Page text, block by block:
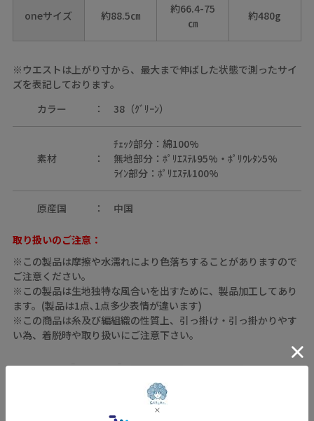
oneサイズ 約88.5㎝
約66.4-75
㎝
約480g
※ウエストは上がり寸から、最大まで伸ばした状態で測ったサイ
ズを表記しております。
カラー
38（ｸﾞﾘｰﾝ）
素材
ﾁｪｯｸ部分：綿100%
無地部分：ﾎﾟﾘｴｽﾃﾙ95%・ﾎﾟﾘｳﾚﾀﾝ5%
ﾗｲﾝ部分：ﾎﾟﾘｴｽﾃﾙ100%
原産国 中国
取り扱いのご注意：
※この製品は摩擦や水濡れにより色落ちすることがありますので
ご注意ください。
※この製品は生地独特な風合いを出すために、製品加工してあり
ます。(製品は1点､1点多少表情が違います)
※この商品は糸及び編組織の性質上、引っ掛け・引っ掛かりやす
い為、着脱時や取り扱いにご注意下さい。